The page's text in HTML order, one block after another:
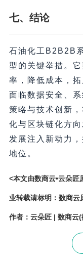
七、结论
石油化工B2B2B
型的关键举措。
率，降低成本，
面临数据安全、
策略与技术创新
化与区块链化方
发展注入新动力
地位。
<本文由数商云•云朵
业转载请标明：数商云
作者：云朵匠 | 数商云